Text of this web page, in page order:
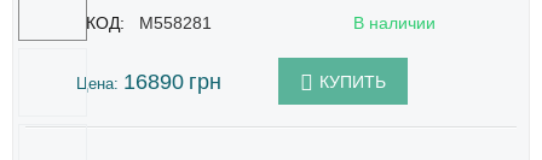
КОД: M558281 В наличии
Цена: 16890 грн КУПИТЬ